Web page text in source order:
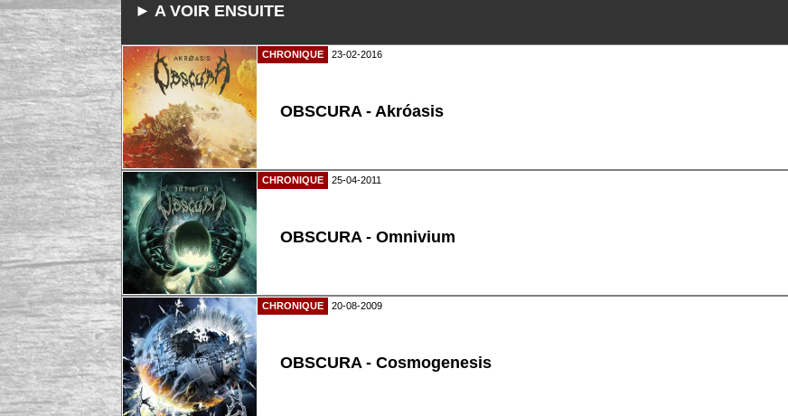
► A VOIR ENSUITE
CHRONIQUE 23-02-2016
OBSCURA - Akróasis
CHRONIQUE 25-04-2011
OBSCURA - Omnivium
CHRONIQUE 20-08-2009
OBSCURA - Cosmogenesis